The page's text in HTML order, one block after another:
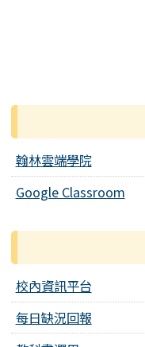
翰林雲端學院
Google Classroom
校內資訊平台
每日缺況回報